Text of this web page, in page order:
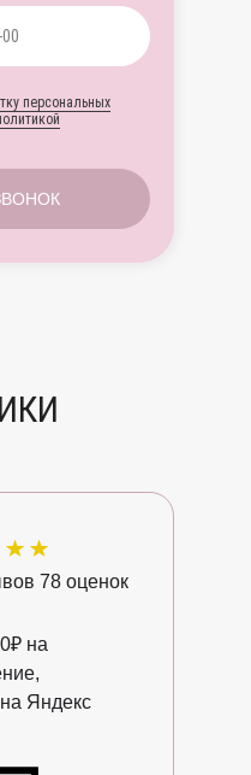
персональных
₽ на
Яндекс
78 оценок